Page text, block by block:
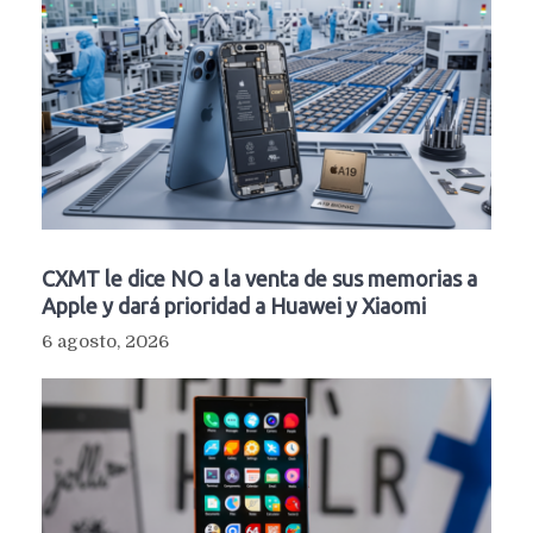
CXMT le dice NO a la venta de sus memorias a
Apple y dará prioridad a Huawei y Xiaomi
6 agosto, 2026